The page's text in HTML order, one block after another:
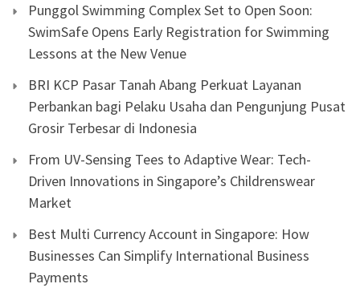
Punggol Swimming Complex Set to Open Soon:
SwimSafe Opens Early Registration for Swimming
Lessons at the New Venue
BRI KCP Pasar Tanah Abang Perkuat Layanan
Perbankan bagi Pelaku Usaha dan Pengunjung Pusat
Grosir Terbesar di Indonesia
From UV-Sensing Tees to Adaptive Wear: Tech-
Driven Innovations in Singapore’s Childrenswear
Market
Best Multi Currency Account in Singapore: How
Businesses Can Simplify International Business
Payments